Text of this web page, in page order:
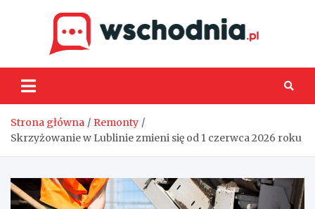
Strona główna
Remonty
Skrzyżowanie w Lublinie zmieni się od 1 czerwca 2026 roku